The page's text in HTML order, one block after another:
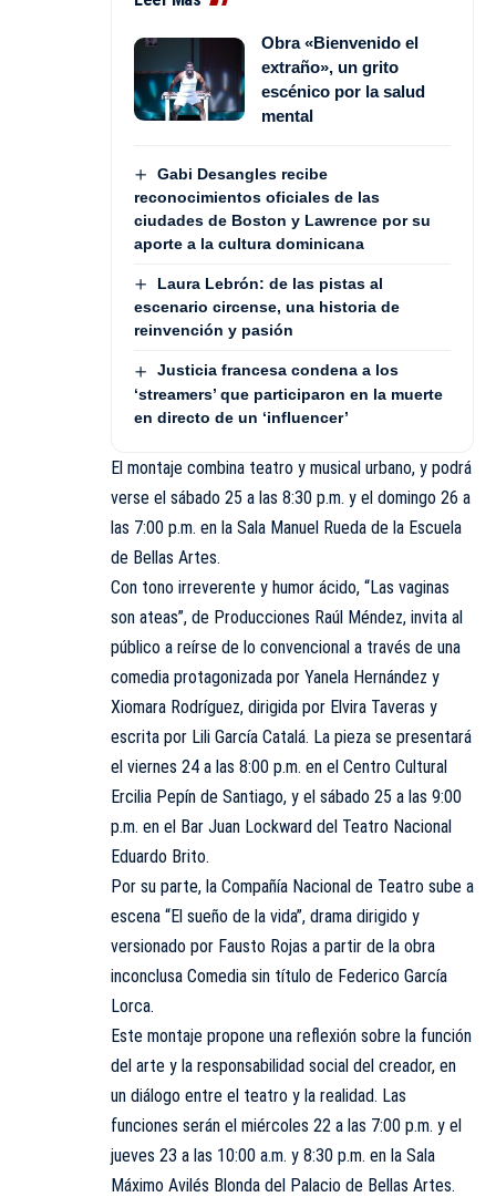
Obra «Bienvenido el
extraño», un grito
escénico por la salud
mental
Gabi Desangles recibe
reconocimientos oficiales de las
ciudades de Boston y Lawrence por su
aporte a la cultura dominicana
Laura Lebrón: de las pistas al
escenario circense, una historia de
reinvención y pasión
Justicia francesa condena a los
‘streamers’ que participaron en la muerte
en directo de un ‘influencer’
El montaje combina teatro y musical urbano, y podrá
verse el sábado 25 a las 8:30 p.m. y el domingo 26 a
las 7:00 p.m. en la Sala Manuel Rueda de la Escuela
de Bellas Artes.
Con tono irreverente y humor ácido, “Las vaginas
son ateas”, de Producciones Raúl Méndez, invita al
público a reírse de lo convencional a través de una
comedia protagonizada por Yanela Hernández y
Xiomara Rodríguez, dirigida por Elvira Taveras y
escrita por Lili García Catalá. La pieza se presentará
el viernes 24 a las 8:00 p.m. en el Centro Cultural
Ercilia Pepín de Santiago, y el sábado 25 a las 9:00
p.m. en el Bar Juan Lockward del Teatro Nacional
Eduardo Brito.
Por su parte, la Compañía Nacional de Teatro sube a
escena “El sueño de la vida”, drama dirigido y
versionado por Fausto Rojas a partir de la obra
inconclusa Comedia sin título de Federico García
Lorca.
Este montaje propone una reflexión sobre la función
del arte y la responsabilidad social del creador, en
un diálogo entre el teatro y la realidad. Las
funciones serán el miércoles 22 a las 7:00 p.m. y el
jueves 23 a las 10:00 a.m. y 8:30 p.m. en la Sala
Máximo Avilés Blonda del Palacio de Bellas Artes.